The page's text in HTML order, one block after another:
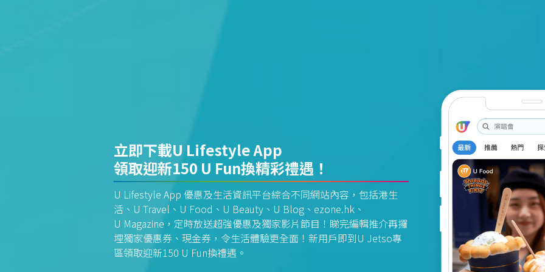
立即下載U Lifestyle App
領取迎新150 U Fun換精彩禮遇！
U Lifestyle App 優惠及生活資訊平台綜合不同網站內容，包括港生
活、U Travel、U Food、U Beauty、U Blog、ezone.hk、
U Magazine，定時放送超強優惠及獨家影片節目！睇完編輯推介再攞
埋獨家優惠券、現金券，令生活體驗更全面！新用戶即到U Jetso專
區領取迎新150 U Fun換禮遇。